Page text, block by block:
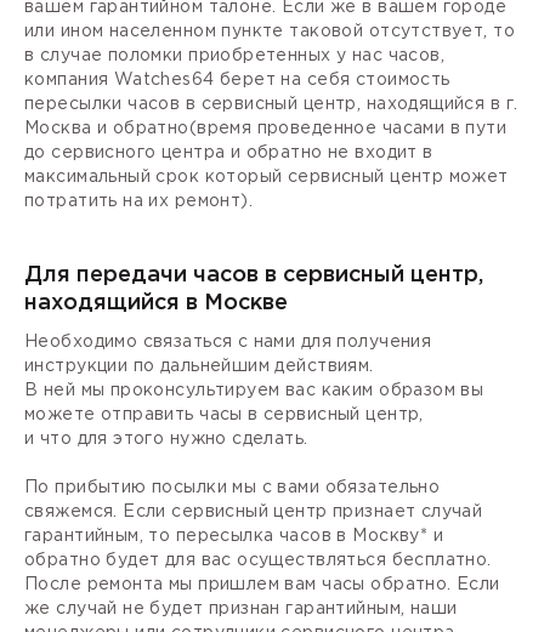
вашем гарантийном талоне. Если же в вашем городе
или ином населенном пункте таковой отсутствует, то
в случае поломки приобретенных у нас часов,
компания Watches64 берет на себя стоимость
пересылки часов в сервисный центр, находящийся в г.
Москва и обратно(время проведенное часами в пути
до сервисного центра и обратно не входит в
максимальный срок который сервисный центр может
потратить на их ремонт).
Для передачи часов в сервисный центр,
находящийся в Москве
Необходимо связаться с нами для получения
инструкции по дальнейшим действиям.
В ней мы проконсультируем вас каким образом вы
можете отправить часы в сервисный центр,
и что для этого нужно сделать.
По прибытию посылки мы с вами обязательно
свяжемся. Если сервисный центр признает случай
гарантийным, то пересылка часов в Москву* и
обратно будет для вас осуществляться бесплатно.
После ремонта мы пришлем вам часы обратно. Если
же случай не будет признан гарантийным, наши